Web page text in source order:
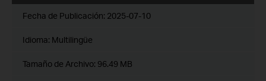
Fecha de Publicación: 2025-07-10
Idioma: Multilingüe
Tamaño de Archivo: 96.49 MB